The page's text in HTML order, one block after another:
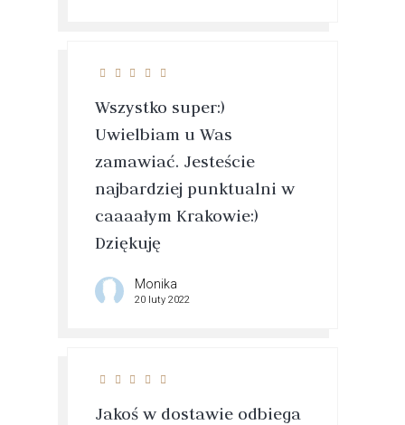
Wszystko super:)
Uwielbiam u Was
zamawiać. Jesteście
najbardziej punktualni w
caaaałym Krakowie:)
Dziękuję
Monika
20 luty 2022
Jakoś w dostawie odbiega